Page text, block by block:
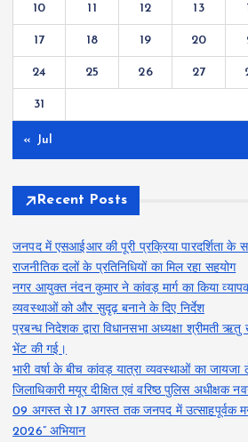
10 11 12 13
17 18 19 20
24 25 26 27
31
« Jul
Recent Posts
जनपद में एसआईआर की पूरी प्रक्रिया पारदर्शिता के
राजनीतिक दलों के प्रतिनिधियों का मिल रहा सहयोग
नगर आयुक्त नंदन कुमार ने कांवड़ मार्ग का किया
व्यवस्थाओं को और सुदृढ़ बनाने के दिए निर्देश
प्रबन्ध निदेशक द्वारा विधानसभा अध्यक्षा श्रीमती
भेंट की गई।
भारी वर्षा के बीच कांवड़ यात्रा व्यवस्थाओं का
जिलाधिकारी मयूर दीक्षित एवं वरिष्ठ पुलिस अधीक्षक
09 अगस्त से 17 अगस्त तक जनपद में उत्साहपूर्वक
2026” अभियान